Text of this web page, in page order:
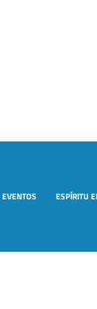
EVENTOS ESPÍRITU